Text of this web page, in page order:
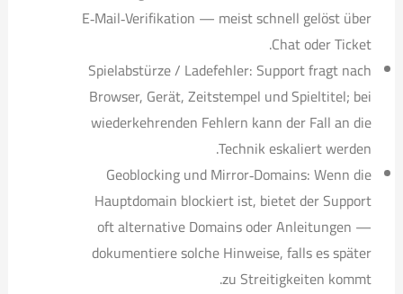
E‑Mail‑Verifikation — meist schnell gelöst über
Chat oder Ticket.
Spielabstürze / Ladefehler: Support fragt nach
Browser, Gerät, Zeitstempel und Spieltitel; bei
wiederkehrenden Fehlern kann der Fall an die
Technik eskaliert werden.
Geoblocking und Mirror‑Domains: Wenn die
Hauptdomain blockiert ist, bietet der Support
oft alternative Domains oder Anleitungen —
dokumentiere solche Hinweise, falls es später
zu Streitigkeiten kommt.